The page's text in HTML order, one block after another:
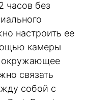
часов без
настроить ее
камеры
окружающее
связать
собой с